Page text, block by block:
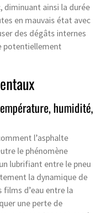
diminuant ainsi la durée
en mauvais état avec
des dégâts internes
potentiellement
humidité,
l’asphalte
le phénomène
lubrifiant entre le pneu
la dynamique de
d’eau entre la
une perte de